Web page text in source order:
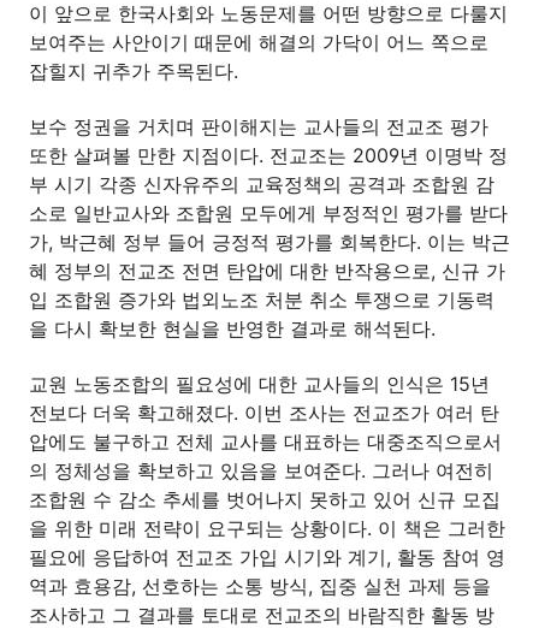
이 앞으로 한국사회와 노동문제를 어떤 방향으로 다룰지
보여주는 사안이기 때문에 해결의 가닥이 어느 쪽으로
잡힐지 귀추가 주목된다.
보수 정권을 거치며 판이해지는 교사들의 전교조 평가
또한 살펴볼 만한 지점이다. 전교조는 2009년 이명박 정
부 시기 각종 신자유주의 교육정책의 공격과 조합원 감
소로 일반교사와 조합원 모두에게 부정적인 평가를 받다
가, 박근혜 정부 들어 긍정적 평가를 회복한다. 이는 박근
혜 정부의 전교조 전면 탄압에 대한 반작용으로, 신규 가
입 조합원 증가와 법외노조 처분 취소 투쟁으로 기동력
을 다시 확보한 현실을 반영한 결과로 해석된다.
교원 노동조합의 필요성에 대한 교사들의 인식은 15년
전보다 더욱 확고해졌다. 이번 조사는 전교조가 여러 탄
압에도 불구하고 전체 교사를 대표하는 대중조직으로서
의 정체성을 확보하고 있음을 보여준다. 그러나 여전히
조합원 수 감소 추세를 벗어나지 못하고 있어 신규 모집
을 위한 미래 전략이 요구되는 상황이다. 이 책은 그러한
필요에 응답하여 전교조 가입 시기와 계기, 활동 참여 영
역과 효용감, 선호하는 소통 방식, 집중 실천 과제 등을
조사하고 그 결과를 토대로 전교조의 바람직한 활동 방